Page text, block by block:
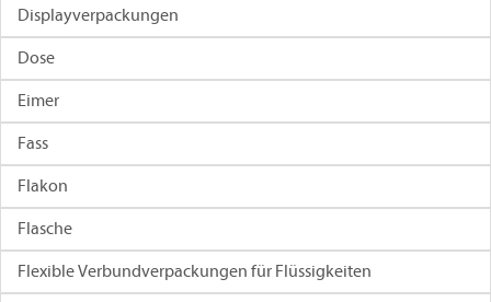
Displayverpackungen
Dose
Eimer
Fass
Flakon
Flasche
Flexible Verbundverpackungen für Flüssigkeiten